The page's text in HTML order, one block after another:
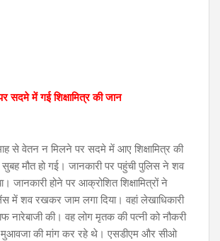
सदमे में गई शिक्षामित्र की जान
से वेतन न मिलने पर सदमे में आए शिक्षामित्र की
सुबह मौत हो गई। जानकारी पर पहुंची पुलिस ने शव
जानकारी होने पर आक्रोशित शिक्षामित्रों ने
में शव रखकर जाम लगा दिया। वहां लेखाधिकारी
नारेबाजी की। वह लोग मृतक की पत्नी को नौकरी
की मांग कर रहे थे। एसडीएम और सीओ